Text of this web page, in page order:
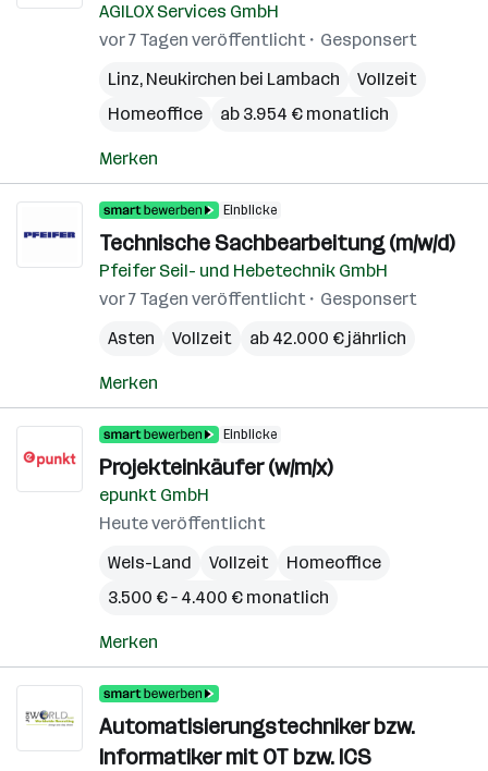
AGILOX Services GmbH
vor 7 Tagen veröffentlicht
Gesponsert
Linz, Neukirchen bei Lambach
Vollzeit
Homeoffice
ab 3.954 € monatlich
Merken
Einblicke
Technische Sachbearbeitung (m/w/d)
Pfeifer Seil- und Hebetechnik GmbH
vor 7 Tagen veröffentlicht
Gesponsert
Asten
Vollzeit ab 42.000 € jährlich
Merken
Einblicke
Projekteinkäufer (w/m/x)
epunkt GmbH
Heute veröffentlicht
Wels-Land
Vollzeit
Homeoffice
3.500 € – 4.400 € monatlich
Merken
Automatisierungstechniker bzw.
Informatiker mit OT bzw. ICS